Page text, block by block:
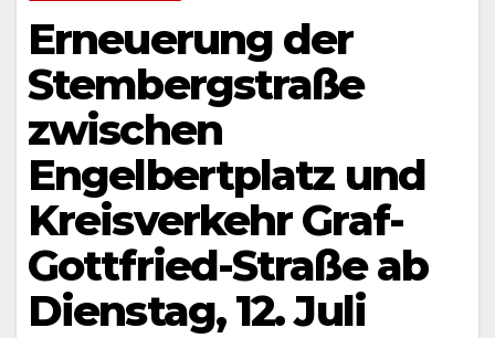
Erneuerung der
Stembergstraße
zwischen
Engelbertplatz und
Kreisverkehr Graf-
Gottfried-Straße ab
Dienstag, 12. Juli